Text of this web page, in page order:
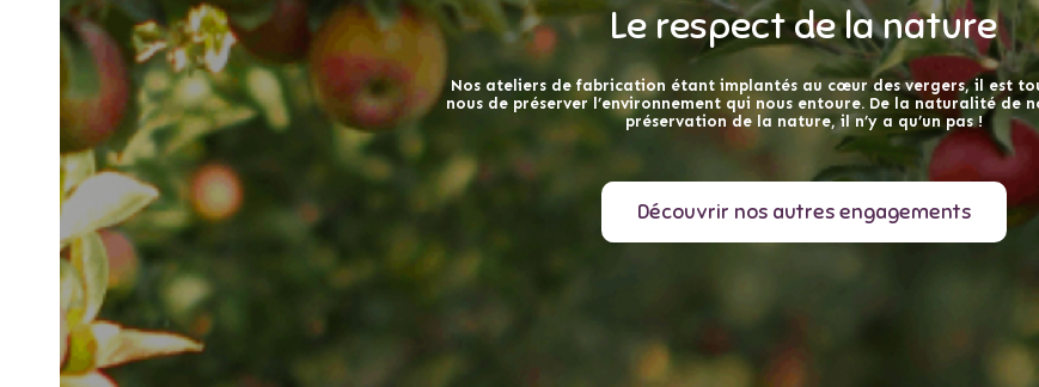
Le respect de la nature
Nos ateliers de fabrication étant implantés au cœur des vergers, il est
nous de préserver l’environnement qui nous entoure. De la naturalité de
préservation de la nature, il n’y a qu’un pas !
Découvrir nos autres engagements